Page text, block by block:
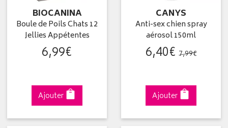
BIOCANINA
Boule de Poils Chats 12
Jellies Appétentes
6,99€
Ajouter
CANYS
Anti-sex chien spray
aérosol 150ml
6,40€ 7,99€
Ajouter